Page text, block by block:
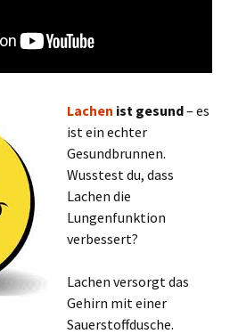
Lachen ist gesund– es
ist ein echter
Gesundbrunnen.
Wusstest du, dass
Lachen die
Lungenfunktion
verbessert?
Lachen versorgt das
Gehirn mit einer
Sauerstoffdusche.